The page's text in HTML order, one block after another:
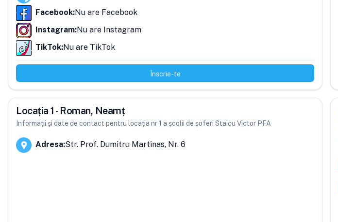
Facebook:Nu are Facebook
Instagram:Nu are Instagram
TikTok:Nu are TikTok
Înscrie-te
Locația 1 - Roman, Neamț
Informații și date de contact pentru locația nr 1 a școlii de șoferi Staicu Victor PFA
Adresa:Str. Prof. Dumitru Martinas, Nr. 6